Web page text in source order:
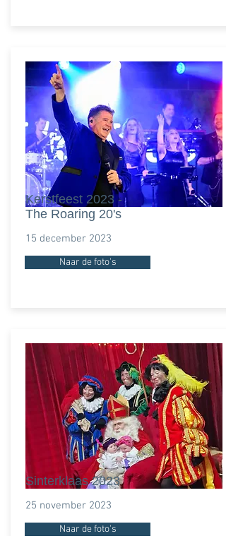
Kerstfeest 2023 -
The Roaring 20's
15 december 2023
Naar de foto's
Sinterklaas 2023
25 november 2023
Naar de foto's